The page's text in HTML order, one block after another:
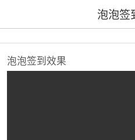
泡泡签
泡泡签到效果